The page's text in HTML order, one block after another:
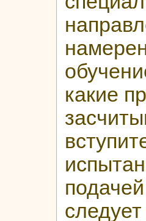
какие